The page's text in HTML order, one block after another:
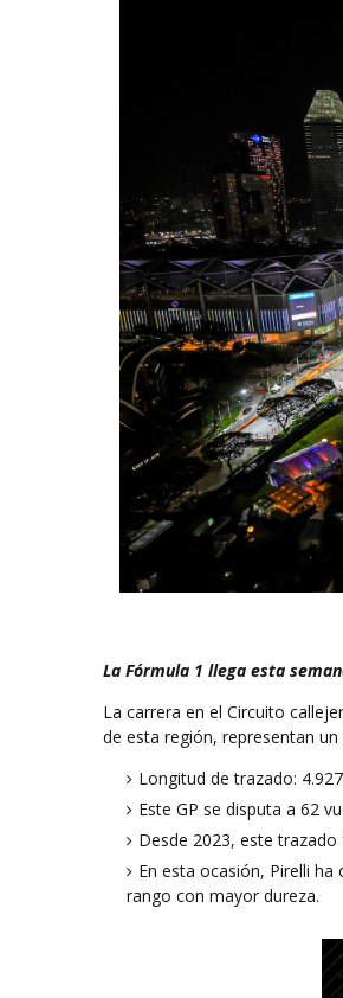
La Fórmula 1 llega esta
La carrera en el Circuito
de esta región, representan
Longitud de trazado:
Este GP se disputa a 62
Desde 2023, este
En esta ocasión, Pirelli
rango con mayor dureza.